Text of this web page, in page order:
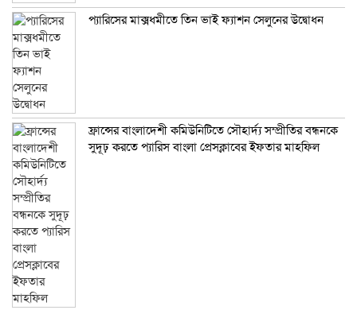
প্যারিসের মাক্সধমীতে তিন ভাই ফ্যাশন সেলুনের উদ্বোধন
ফ্রান্সের বাংলাদেশী কমিউনিটিতে সৌহার্দ্য সম্প্রীতির বন্ধনকে
সুদূঢ় করতে প্যারিস বাংলা প্রেসক্লাবের ইফতার মাহফিল